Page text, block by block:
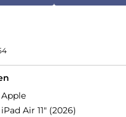
Apple
iPad Air 11" (2026)